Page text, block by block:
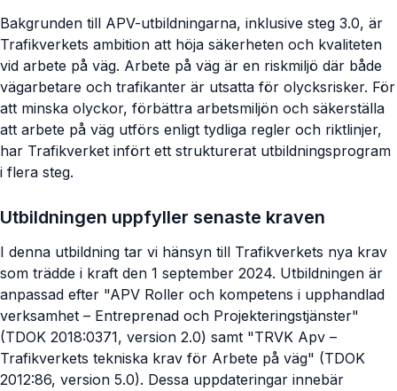
Bakgrunden till APV-utbildningarna, inklusive steg 3.0, är
Trafikverkets ambition att höja säkerheten och kvaliteten
vid arbete på väg. Arbete på väg är en riskmiljö där både
vägarbetare och trafikanter är utsatta för olycksrisker. För
att minska olyckor, förbättra arbetsmiljön och säkerställa
att arbete på väg utförs enligt tydliga regler och riktlinjer,
har Trafikverket infört ett strukturerat utbildningsprogram
i flera steg.
Utbildningen uppfyller senaste kraven
I denna utbildning tar vi hänsyn till Trafikverkets nya krav
som trädde i kraft den 1 september 2024. Utbildningen är
anpassad efter "APV Roller och kompetens i upphandlad
verksamhet – Entreprenad och Projekteringstjänster"
(TDOK 2018:0371, version 2.0) samt "TRVK Apv –
Trafikverkets tekniska krav för Arbete på väg" (TDOK
2012:86, version 5.0). Dessa uppdateringar innebär